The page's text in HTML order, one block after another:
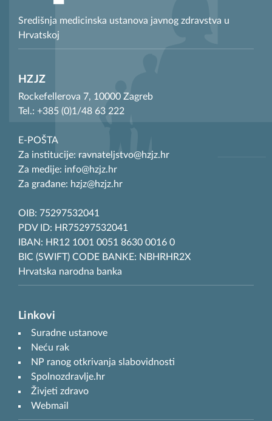
Središnja medicinska ustanova javnog zdravstva u
Hrvatskoj
HZJZ
Rockefellerova 7, 10000 Zagreb
Tel.: +385 (0)1/48 63 222
E-POŠTA
Za institucije: ravnateljstvo@hzjz.hr
Za medije: info@hzjz.hr
Za građane: hzjz@hzjz.hr
OIB: 75297532041
PDV ID: HR75297532041
IBAN: HR12 1001 0051 8630 0016 0
BIC (SWIFT) CODE BANKE: NBHRHR2X
Hrvatska narodna banka
Linkovi
Suradne ustanove
Neću rak
NP ranog otkrivanja slabovidnosti
Spolnozdravlje.hr
Živjeti zdravo
Webmail